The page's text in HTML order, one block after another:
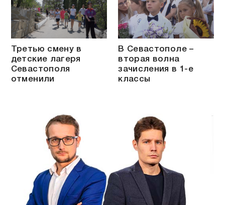
Третью смену в
детские лагеря
Севастополя
отменили
В Севастополе –
вторая волна
зачисления в 1-е
классы